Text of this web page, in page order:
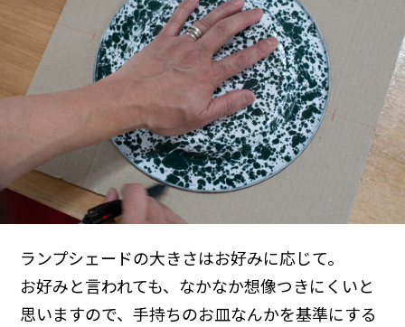
ランプシェードの大きさはお好みに応じて。
お好みと言われても、なかなか想像つきにくいと
思いますので、手持ちのお皿なんかを基準にする